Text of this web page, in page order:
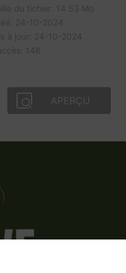
APERÇU